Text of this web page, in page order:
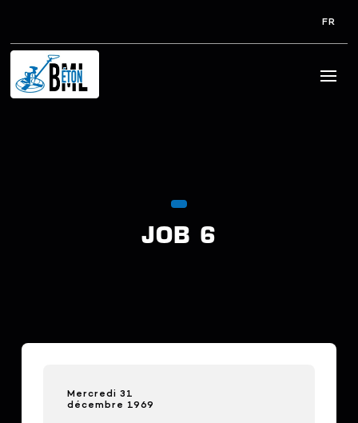
FR
JOB 6
Mercredi 31
décembre 1969